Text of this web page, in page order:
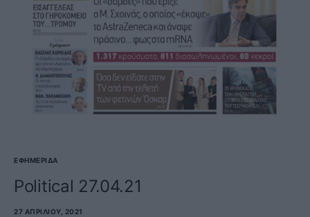
ΕΦΗΜΕΡΊΔΑ
Political 27.04.21
27 ΑΠΡΙΛΊΟΥ, 2021